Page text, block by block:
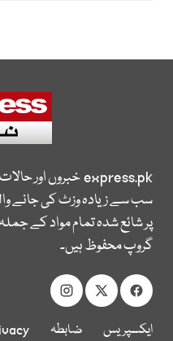
express.pkخبروں اور
سب سے زیادہ وزٹ کی جانے
پر شائع شدہ تمام مواد کے
گروپ محفوظ ہیں۔
ایکسپریس
ضابطہ